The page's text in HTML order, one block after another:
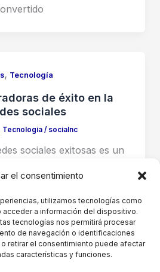
el consentimiento
utilizamos tecnologías como
acceder a información del dispositivo.
tecnologías nos permitirá procesar
de navegación o identificaciones
retirar el consentimiento puede afectar
características y funciones.
, Tecnología
de éxito en la
sociales
Tecnología/ socialnc
sociales exitosas es un
habilidades técnicas y